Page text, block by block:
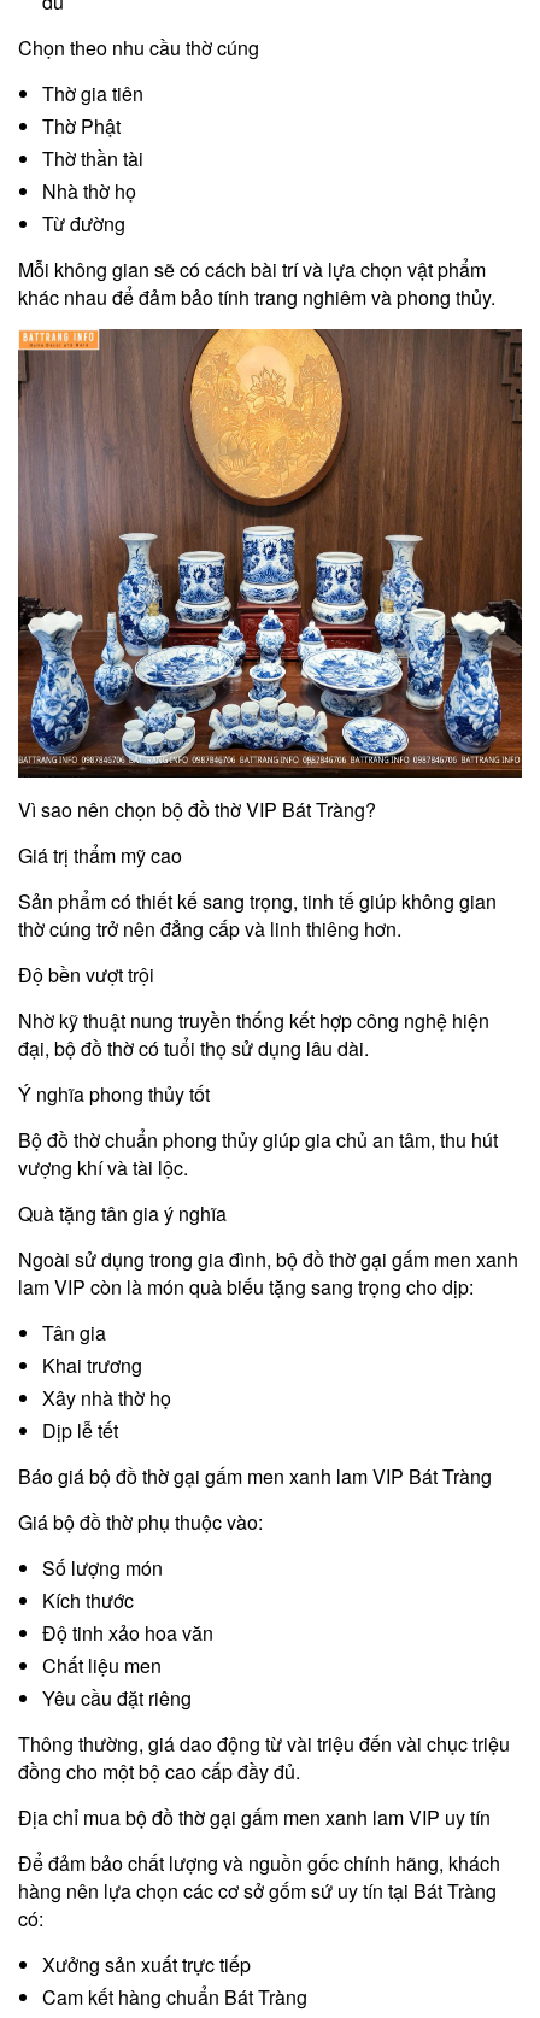
Chọn theo nhu cầu thờ cúng
Thờ gia tiên
Thờ Phật
Thờ thần tài
Nhà thờ họ
Từ đường
Mỗi không gian sẽ có cách bài trí và lựa chọn vật phẩm
khác nhau để đảm bảo tính trang nghiêm và phong thủy.
Vì sao nên chọn bộ đồ thờ VIP Bát Tràng?
Giá trị thẩm mỹ cao
Sản phẩm có thiết kế sang trọng, tinh tế giúp không gian
thờ cúng trở nên đẳng cấp và linh thiêng hơn.
Độ bền vượt trội
Nhờ kỹ thuật nung truyền thống kết hợp công nghệ hiện
đại, bộ đồ thờ có tuổi thọ sử dụng lâu dài.
Ý nghĩa phong thủy tốt
Bộ đồ thờ chuẩn phong thủy giúp gia chủ an tâm, thu hút
vượng khí và tài lộc.
Quà tặng tân gia ý nghĩa
Ngoài sử dụng trong gia đình, bộ đồ thờ gại gấm men xanh
lam VIP còn là món quà biếu tặng sang trọng cho dịp:
Tân gia
Khai trương
Xây nhà thờ họ
Dịp lễ tết
Báo giá bộ đồ thờ gại gấm men xanh lam VIP Bát Tràng
Giá bộ đồ thờ phụ thuộc vào:
Số lượng món
Kích thước
Độ tinh xảo hoa văn
Chất liệu men
Yêu cầu đặt riêng
Thông thường, giá dao động từ vài triệu đến vài chục triệu
đồng cho một bộ cao cấp đầy đủ.
Địa chỉ mua bộ đồ thờ gại gấm men xanh lam VIP uy tín
Để đảm bảo chất lượng và nguồn gốc chính hãng, khách
hàng nên lựa chọn các cơ sở gốm sứ uy tín tại Bát Tràng
có:
Xưởng sản xuất trực tiếp
Cam kết hàng chuẩn Bát Tràng